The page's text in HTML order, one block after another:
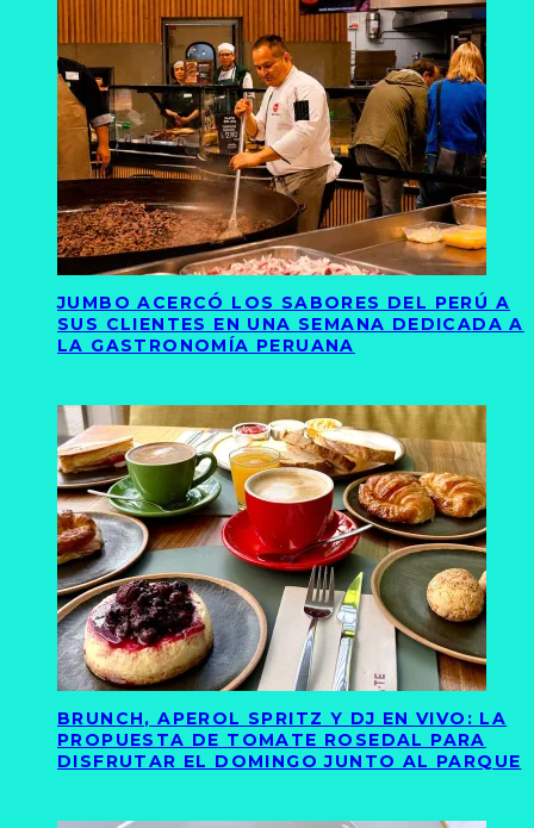
JUMBO ACERCÓ LOS SABORES DEL PERÚ A
SUS CLIENTES EN UNA SEMANA DEDICADA A
LA GASTRONOMÍA PERUANA
BRUNCH, APEROL SPRITZ Y DJ EN VIVO: LA
PROPUESTA DE TOMATE ROSEDAL PARA
DISFRUTAR EL DOMINGO JUNTO AL PARQUE